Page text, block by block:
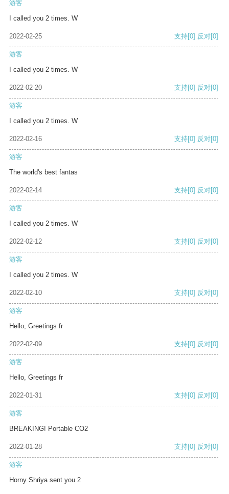
游客
I called you 2 times. W
2022-02-25 支持[0] 反对[0]
游客
I called you 2 times. W
2022-02-20 支持[0] 反对[0]
游客
I called you 2 times. W
2022-02-16 支持[0] 反对[0]
游客
The world's best fantas
2022-02-14 支持[0] 反对[0]
游客
I called you 2 times. W
2022-02-12 支持[0] 反对[0]
游客
I called you 2 times. W
2022-02-10 支持[0] 反对[0]
游客
Hello, Greetings fr
2022-02-09 支持[0] 反对[0]
游客
Hello, Greetings fr
2022-01-31 支持[0] 反对[0]
游客
BREAKING! Portable CO2
2022-01-28 支持[0] 反对[0]
游客
Horny Shriya sent you 2